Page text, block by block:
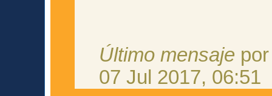
Último mensaje
07 Jul 2017, 06:51